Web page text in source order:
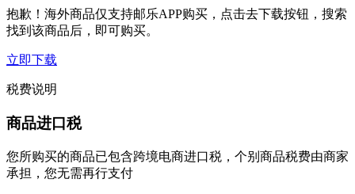
抱歉！海外商品仅支持邮乐APP购买，点击去下载按钮，搜索
找到该商品后，即可购买。
立即下载
税费说明
商品进口税
您所购买的商品已包含跨境电商进口税，个别商品税费由商家
承担，您无需再行支付